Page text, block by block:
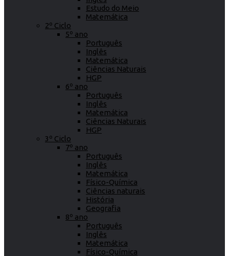
Estudo do Meio
Matemática
2º Ciclo
5º ano
Português
Inglês
Matemática
Ciências Naturais
HGP
6º ano
Português
Inglês
Matemática
Ciências Naturais
HGP
3º Ciclo
7º ano
Português
Inglês
Matemática
Físico-Química
Ciências naturais
História
Geografia
8º ano
Português
Inglês
Matemática
Físico-Química